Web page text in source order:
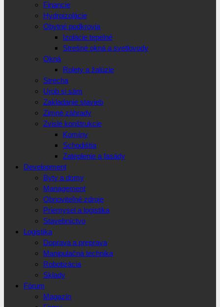
Financie
Hydroizolácie
Obytné podkrovia
Izolácie tepelné
Strešné okná a svetlovody
Okná
Rolety a žalúzie
Strecha
Urob si sám
Zakladanie stavieb
Zimné záhrady
Zvislé konštrukcie
Komíny
Schodištia
Zateplenie a fasády
Development
Byty a domy
Management
Obnoviteľné zdroje
Priemysel a logistika
Stavebníctvo
Logistika
Doprava a preprava
Manipulačná technika
Robotizácia
Sklady
Fórum
Magazín